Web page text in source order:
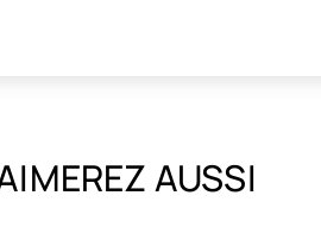
AUSSI